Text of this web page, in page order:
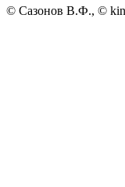
© Сазонов В.Ф., ©